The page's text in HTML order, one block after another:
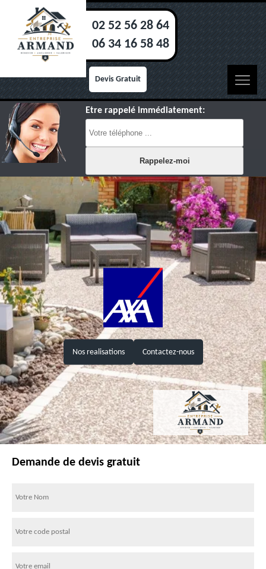
02 52 56 28 64
06 34 16 58 48
Devis Gratuit
Etre rappelé immédiatement:
Nos realisations Contactez-nous
Demande de devis gratuit